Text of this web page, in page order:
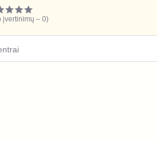
įvertinimų – 0)